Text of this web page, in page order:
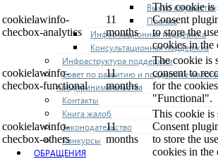
Выкуп имущества
Прочие
Информационная поддержка
Консультационная поддержка
Инфраструктура поддержки
Совет по развитию и поддержке
предпринимательства
Контакты
Книга жалоб
Законодательство
Конкурсы
ОБРАЩЕНИЯ
cookielawinfo-
checbox-analytics
11
months
This cookie is
Consent
to store the
cookies in
cookielawinfo-
checbox-functional
11
months
The cookie is
consent to
for the
"Functional".
cookielawinfo-
checbox-others
11
months
This cookie is
Consent
to store the
cookies in the